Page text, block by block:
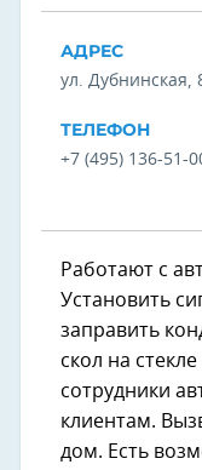
АДРЕС
ул. Дубнинская,
ТЕЛЕФОН
+7 (495) 136-51-
Работают с
Установить
заправить
скол на
сотрудники
клиентам.
дом. Есть